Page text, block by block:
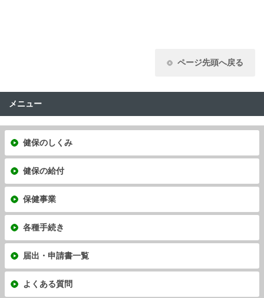
ページ先頭へ戻る
メニュー
健保のしくみ
健保の給付
保健事業
各種手続き
届出・申請書一覧
よくある質問